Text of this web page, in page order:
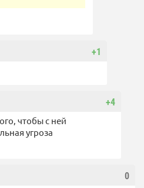
+1
+4
чтобы с ней
угроза
0